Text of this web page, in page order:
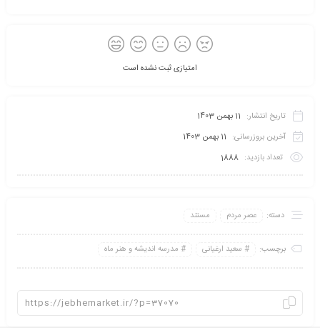
امتیازی ثبت نشده است
تاریخ انتشار: 11 بهمن 1403
آخرین بروزرسانی: 11 بهمن 1403
تعداد بازدید: 1888
دسته: عصر مردم مستند
برچسب: سعید ارغیانی مدرسه اندیشه و هنر ماه